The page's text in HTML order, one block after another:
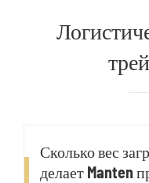
Сколько вес
делает Manten